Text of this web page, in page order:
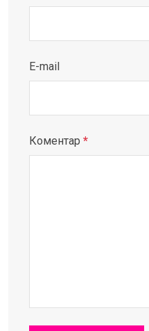
E-mail
Коментар *